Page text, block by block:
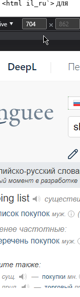
<html il_ru`> для